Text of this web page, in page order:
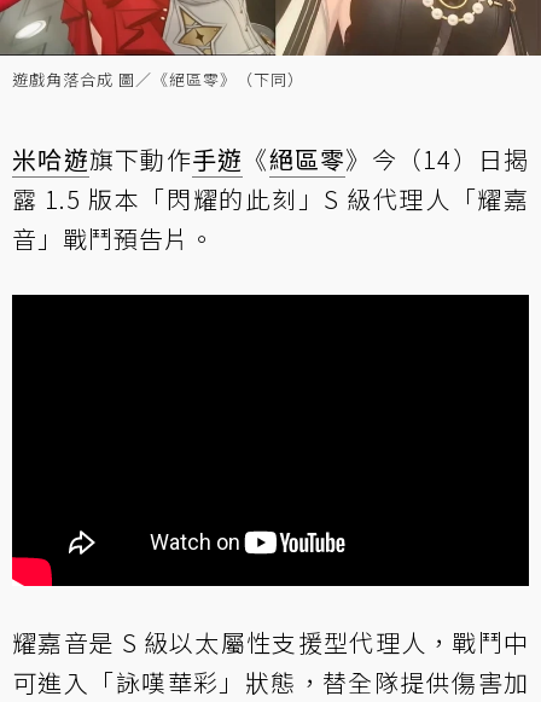
遊戲角落合成 圖／《絕區零》（下同）
米哈遊旗下動作手遊 《絕區零》今（14）日揭
露 1.5 版本「閃耀的此刻」S 級代理人「耀嘉
音」戰鬥預告片。
耀嘉音是 S 級以太屬性支援型代理人，戰鬥中
可進入「詠嘆華彩」狀態，替全隊提供傷害加